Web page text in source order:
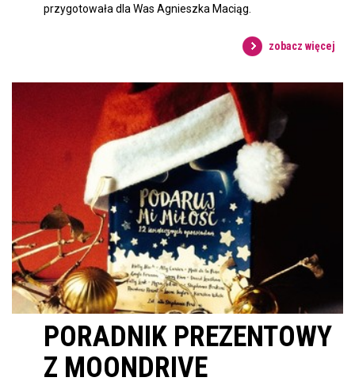
przygotowała dla Was Agnieszka Maciąg.
zobacz więcej
PORADNIK PREZENTOWY
Z MOONDRIVE